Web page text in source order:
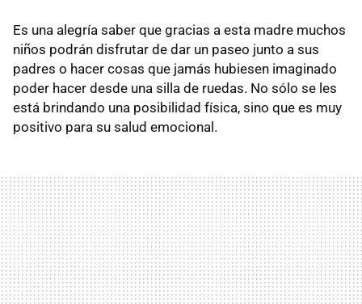
Es una alegría saber que gracias a esta madre muchos
niños podrán disfrutar de dar un paseo junto a sus
padres o hacer cosas que jamás hubiesen imaginado
poder hacer desde una silla de ruedas. No sólo se les
está brindando una posibilidad física, sino que es muy
positivo para su salud emocional.